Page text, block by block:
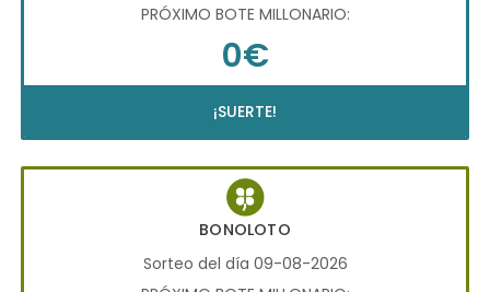
PRÓXIMO BOTE MILLONARIO:
0€
¡SUERTE!
BONOLOTO
Sorteo del día 09-08-2026